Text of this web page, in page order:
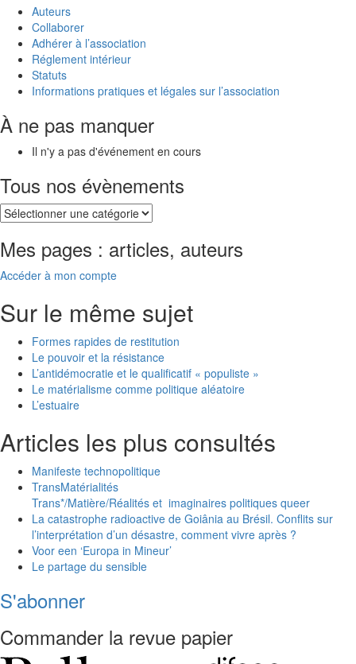
Auteurs
Collaborer
Adhérer à l’association
Réglement intérieur
Statuts
Informations pratiques et légales sur l’association
À ne pas manquer
Il n'y a pas d'événement en cours
Tous nos évènements
Mes pages : articles, auteurs
Accéder à mon compte
Sur le même sujet
Formes rapides de restitution
Le pouvoir et la résistance
L’antidémocratie et le qualificatif « populiste »
Le matérialisme comme politique aléatoire
L’estuaire
Articles les plus consultés
Manifeste technopolitique
TransMatérialités
Trans*/Matière/Réalités et imaginaires politiques queer
La catastrophe radioactive de Goiânia au Brésil. Conflits sur
l’interprétation d’un désastre, comment vivre après ?
Voor een ‘Europa in Mineur’
Le partage du sensible
S'abonner
Commander la revue papier